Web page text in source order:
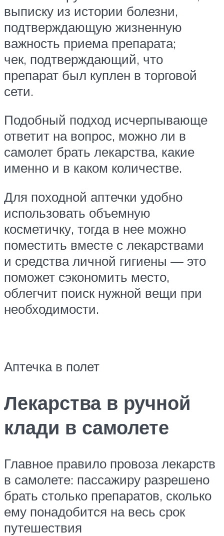
выписку из истории болезни,
подтверждающую жизненную
важность приема препарата;
чек, подтверждающий, что
препарат был куплен в торговой
сети.
Подобный подход исчерпывающе
ответит на вопрос, можно ли в
самолет брать лекарства, какие
именно и в каком количестве.
Для походной аптечки удобно
использовать объемную
косметичку, тогда в нее можно
поместить вместе с лекарствами
и средства личной гигиены — это
поможет сэкономить место,
облегчит поиск нужной вещи при
необходимости.
Аптечка в полет
Лекарства в ручной
клади в самолете
Главное правило провоза лекарств
в самолете: пассажиру разрешено
брать столько препаратов, сколько
ему понадобится на весь срок
путешествия